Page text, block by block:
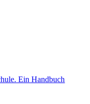
Ein Handbuch